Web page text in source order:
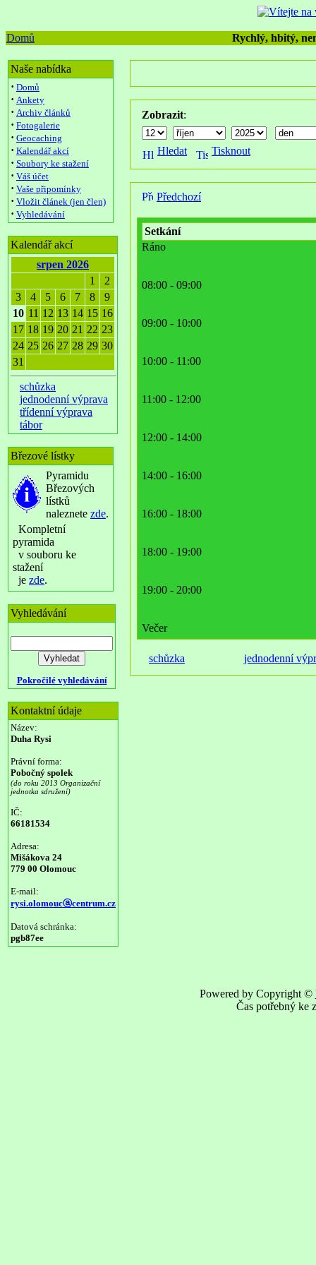
Domů Rychlý, hbitý,
Naše nabídka
· Domů
· Ankety
· Archiv článků
· Fotogalerie
· Geocaching
· Kalendář akcí
· Soubory ke stažení
· Váš účet
· Vaše připomínky
· Vložit článek (jen člen)
· Vyhledávání
Kalendář akcí
srpen 2026
1
2
3
4 5 6 7 8
9
10 11 12 13 14 15 16
17 18 19 20 21 22 23
24 25 26 27 28 29 30
31
schůzka
jednodenní výprava
třídenní výprava
tábor
Březové lístky
Pyramidu
Březových
lístků
naleznete zde.
Kompletní
pyramida
v souboru ke
stažení
je zde.
Vyhledávání
Pokročilé vyhledávání
Kontaktní údaje
Název:
Duha Rysi
Právní forma:
Pobočný spolek
(do roku 2013 Organizační
jednotka sdružení)
IČ:
66181534
Adresa:
Mišákova 24
779 00 Olomouc
E-mail:
rysi.olomoucⓐcentrum.cz
Datová schránka:
pgb87ee
Zobrazit:
Hledat Tisknout
Předchozí
Setkání
Ráno
08:00 - 09:00
09:00 - 10:00
10:00 - 11:00
11:00 - 12:00
12:00 - 14:00
14:00 - 16:00
16:00 - 18:00
18:00 - 19:00
19:00 - 20:00
Večer
schůzka jednodenní
Powered by Copyright ©
Čas potřebný ke